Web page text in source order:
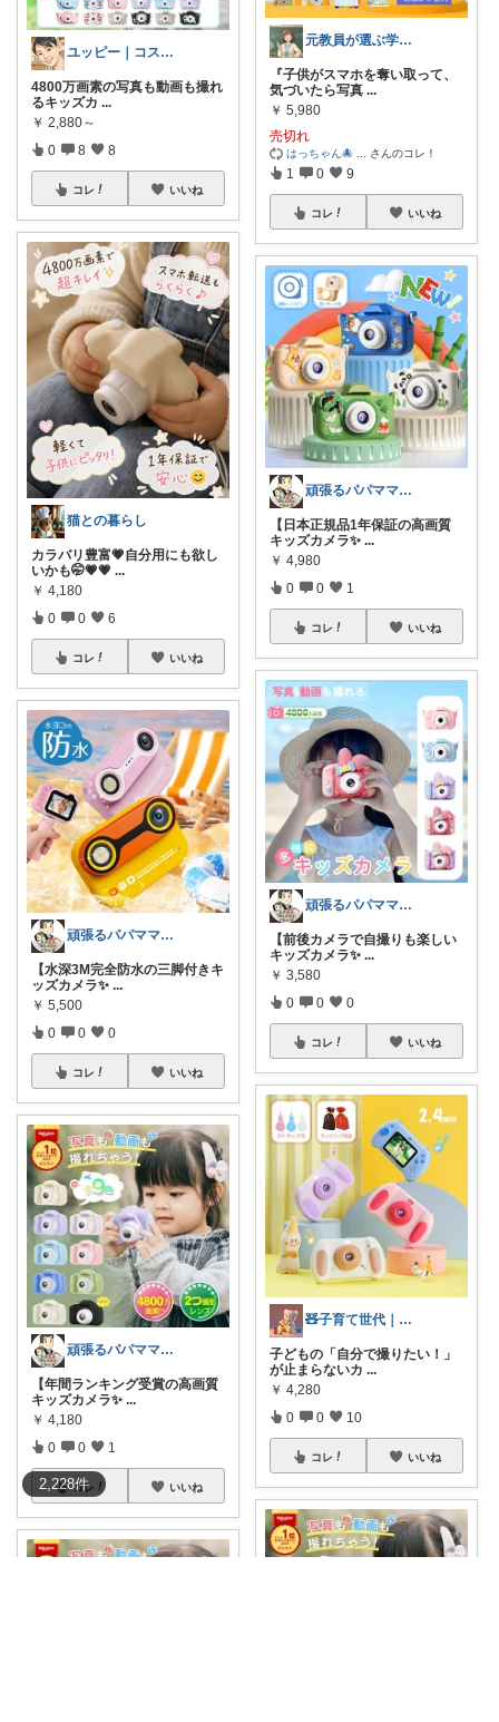
2,228件
ユッピー｜コスメと子育てROOM
4800万画素の写真も動画も撮れ
るキッズカ ...
￥ 2,880～
0 8 8
コレ いいね
猫との暮らし
カラバリ豊富💗自分用にも欲し
いかも🤭💗💗 ...
￥ 4,180
0 0 6
コレ いいね
頑張るパパママ応援隊@育児・子供用品紹介
【水深3M完全防水の三脚付きキ
ッズカメラ✨ ...
￥ 5,500
0 0 0
コレ いいね
頑張るパパママ応援隊@育児・子供用品紹介
【年間ランキング受賞の高画質
キッズカメラ✨ ...
￥ 4,180
0 0 1
コレ いいね
元教員が選ぶ学校＆子育てグッズ
『子供がスマホを奪い取って、
気づいたら写真 ...
￥ 5,980
売切れ
はっちゃん🐙 さんのコレ！
1 0 9
コレ いいね
頑張るパパママ応援隊@育児・子供用品紹介
【日本正規品1年保証の高画質
キッズカメラ✨ ...
￥ 4,980
0 0 1
コレ いいね
頑張るパパママ応援隊@育児・子供用品紹介
【前後カメラで自撮りも楽しい
キッズカメラ✨ ...
￥ 3,580
0 0 0
コレ いいね
🧸子育て世代｜おもちゃ
子どもの「自分で撮りたい！」
が止まらないカ ...
￥ 4,280
0 0 10
コレ いいね